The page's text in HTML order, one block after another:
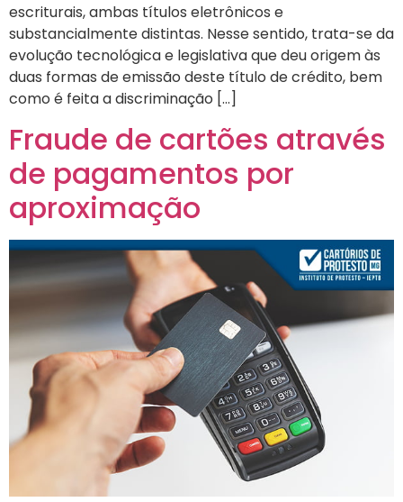
escriturais, ambas títulos eletrônicos e
substancialmente distintas. Nesse sentido, trata-se da
evolução tecnológica e legislativa que deu origem às
duas formas de emissão deste título de crédito, bem
como é feita a discriminação […]
Fraude de cartões através
de pagamentos por
aproximação